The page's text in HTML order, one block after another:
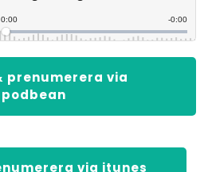
prenumerera via
podbean
via itunes